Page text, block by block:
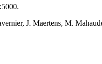
J. Maertens, M.